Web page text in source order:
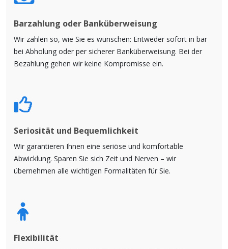
Barzahlung oder Banküberweisung
Wir zahlen so, wie Sie es wünschen: Entweder sofort in bar
bei Abholung oder per sicherer Banküberweisung. Bei der
Bezahlung gehen wir keine Kompromisse ein.
Seriosität und Bequemlichkeit
Wir garantieren Ihnen eine seriöse und komfortable
Abwicklung. Sparen Sie sich Zeit und Nerven – wir
übernehmen alle wichtigen Formalitäten für Sie.
Flexibilität